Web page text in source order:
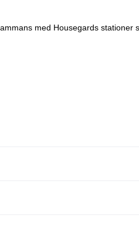
med Housegards stationer